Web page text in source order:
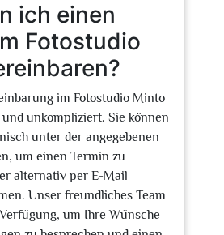
ich einen
Fotostudio
im Fotostudio Minto
unkompliziert. Sie können
unter der angegebenen
um einen Termin zu
alternativ per E-Mail
Unser freundliches Team
um Ihre Wünsche